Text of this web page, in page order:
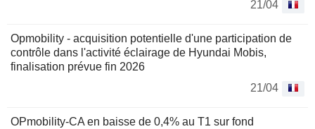
21/04
Opmobility - acquisition potentielle d'une participation de
contrôle dans l'activité éclairage de Hyundai Mobis,
finalisation prévue fin 2026
21/04
OPmobility-CA en baisse de 0,4% au T1 sur fond